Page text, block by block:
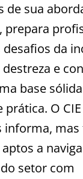
de sua
da
e
base
O
informa,
a
setor com